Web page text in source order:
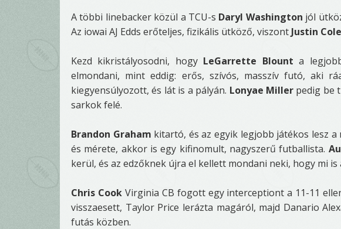
A többi linebacker közül a TCU-s Daryl Washington jól
Az iowai AJ Edds erőteljes, fizikális ütköző, viszont Justin Cole
Kezd kikristályosodni, hogy LeGarrette Blount a
elmondani, mint eddig: erős, szívós, masszív futó, aki
kiegyensúlyozott, és lát is a pályán. Lonyae Millerpedig be
sarkok felé.
Brandon Graham kitartó, és az egyik legjobb játékos lesz a
és mérete, akkor is egy kifinomult, nagyszerű futballista.
kerül, és az edzőknek újra el kellett mondani neki, hogy mi is
Chris CookVirginia CB fogott egy interceptiont a 11-11
visszaesett, Taylor Price lerázta magáról, majd Danario
futás közben.